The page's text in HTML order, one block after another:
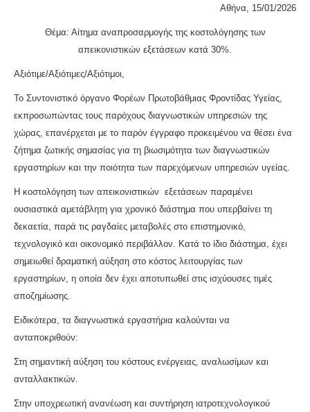
Αθήνα, 15/01/2026
Θέμα: Αίτημα αναπροσαρμογής της κοστολόγησης των
απεικονιστικών εξετάσεων κατά 30%.
Αξιότιμε/Αξιότιμες/Αξιότιμοι,
Το Συντονιστικό όργανο Φορέων Πρωτοβάθμιας Φροντίδας Υγείας,
εκπροσωπώντας τους παρόχους διαγνωστικών υπηρεσιών της
χώρας, επανέρχεται με το παρόν έγγραφο προκειμένου να θέσει ένα
ζήτημα ζωτικής σημασίας για τη βιωσιμότητα των διαγνωστικών
εργαστηρίων και την ποιότητα των παρεχόμενων υπηρεσιών υγείας.
Η κοστολόγηση των απεικονιστικών εξετάσεων παραμένει
ουσιαστικά αμετάβλητη για χρονικό διάστημα που υπερβαίνει τη
δεκαετία, παρά τις ραγδαίες μεταβολές στο επιστημονικό,
τεχνολογικό και οικονομικό περιβάλλον. Κατά το ίδιο διάστημα, έχει
σημειωθεί δραματική αύξηση στο κόστος λειτουργίας των
εργαστηρίων, η οποία δεν έχει αποτυπωθεί στις ισχύουσες τιμές
αποζημίωσης.
Ειδικότερα, τα διαγνωστικά εργαστήρια καλούνται να
ανταποκριθούν:
Στη σημαντική αύξηση του κόστους ενέργειας, αναλωσίμων και
ανταλλακτικών.
Στην υποχρεωτική ανανέωση και συντήρηση ιατροτεχνολογικού